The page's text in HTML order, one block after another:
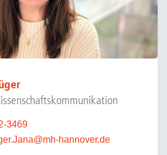
3469
@mh-hannover.de